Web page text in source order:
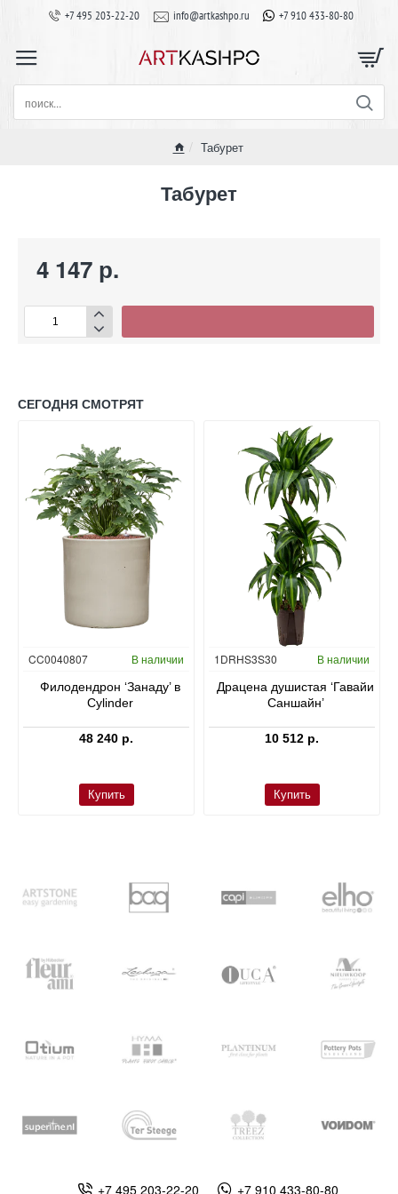
+7 495 203-22-20 info@artkashpo.ru +7 910 433-80-80
поиск...
Табурет
Табурет
4 147 р.
СЕГОДНЯ СМОТРЯТ
CC0040807 В наличии
Филодендрон ‘Занаду’ в
Cylinder
48 240 р.
Купить
Гидропоника
1DRHS3S30 В наличии
Драцена душистая ‘Гавайи
Саншайн’
10 512 р.
Купить
+7 495 203-22-20 +7 910 433-80-80